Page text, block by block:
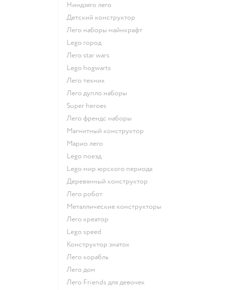
Ниндзяго лего
Детский конструктор
Лего наборы майнкрафт
Lego город
Лего star wars
Lego hogwarts
Лего техник
Лего дупло наборы
Super heroes
Лего френдс наборы
Магнитный конструктор
Марио лего
Lego поезд
Lego мир юрского периода
Деревянный конструктор
Лего робот
Металлические конструкторы
Лего креатор
Lego speed
Конструктор знаток
Лего корабль
Лего дом
Лего Friends для девочек